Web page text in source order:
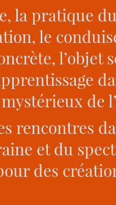
la pratique
le
l’objet
de
rencontres
et du
des